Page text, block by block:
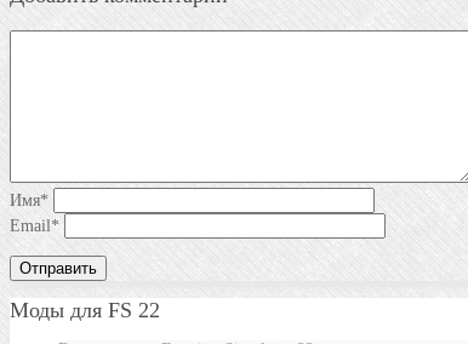
Имя*
Email*
Моды для FS 22